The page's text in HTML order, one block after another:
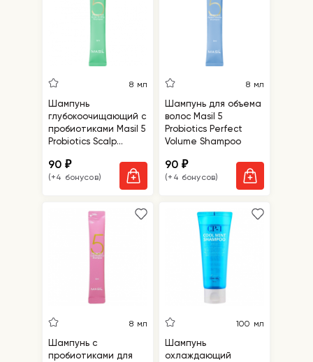
8 мл
Шампунь
глубокоочищающий с
пробиотиками Masil 5
Probiotics Scalp
90₽
(+4 бонусов)
8 мл
Шампунь для объема
волос Masil 5
Probiotics Perfect
Volume Shampoo
90₽
(+4 бонусов)
8 мл
Шампунь с
пробиотиками для
100 мл
Шампунь
охлаждающий